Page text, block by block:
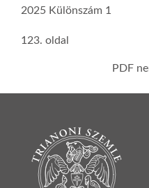
2025 Különszám 1
123. oldal
PDF